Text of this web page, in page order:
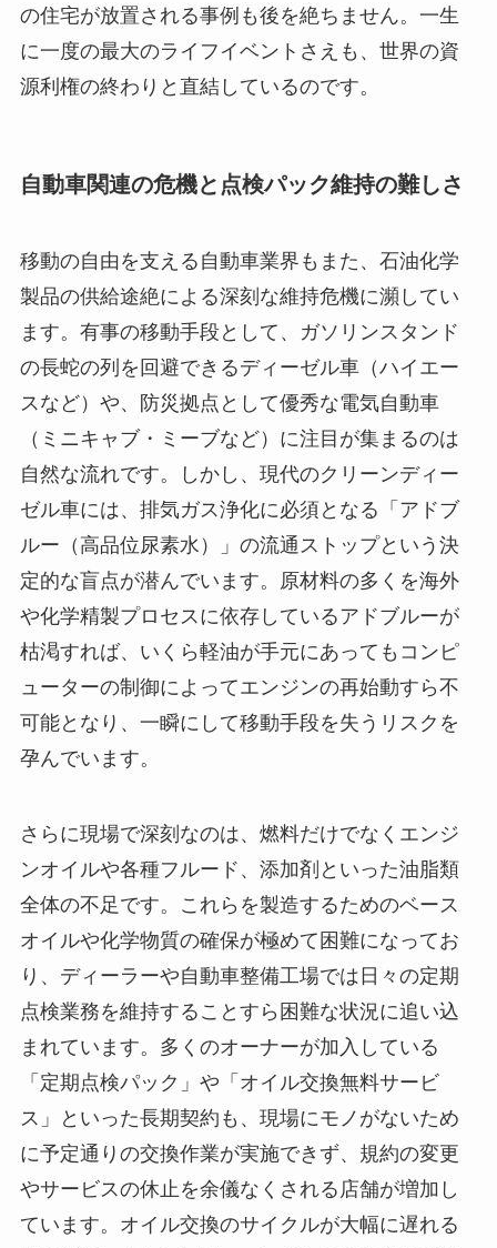
の住宅が放置される事例も後を絶ちません。一生
に一度の最大のライフイベントさえも、世界の資
源利権の終わりと直結しているのです。
自動車関連の危機と点検パック維持の難しさ
移動の自由を支える自動車業界もまた、石油化学
製品の供給途絶による深刻な維持危機に瀕してい
ます。有事の移動手段として、ガソリンスタンド
の長蛇の列を回避できるディーゼル車（ハイエー
スなど）や、防災拠点として優秀な電気自動車
（ミニキャブ・ミーブなど）に注目が集まるのは
自然な流れです。しかし、現代のクリーンディー
ゼル車には、排気ガス浄化に必須となる「アドブ
ルー（高品位尿素水）」の流通ストップという決
定的な盲点が潜んでいます。原材料の多くを海外
や化学精製プロセスに依存しているアドブルーが
枯渇すれば、いくら軽油が手元にあってもコンピ
ューターの制御によってエンジンの再始動すら不
可能となり、一瞬にして移動手段を失うリスクを
孕んでいます。
さらに現場で深刻なのは、燃料だけでなくエンジ
ンオイルや各種フルード、添加剤といった油脂類
全体の不足です。これらを製造するためのベース
オイルや化学物質の確保が極めて困難になってお
り、ディーラーや自動車整備工場では日々の定期
点検業務を維持することすら困難な状況に追い込
まれています。多くのオーナーが加入している
「定期点検パック」や「オイル交換無料サービ
ス」といった長期契約も、現場にモノがないため
に予定通りの交換作業が実施できず、規約の変更
やサービスの休止を余儀なくされる店舗が増加し
ています。オイル交換のサイクルが大幅に遅れる